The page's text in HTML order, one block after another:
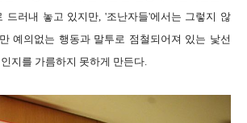
드러내 놓고 있지만, '조난자들'에서는 그렇지 않
예의없는 행동과 말투로 점철되어져 있는 낯선
지를 가름하지 못하게 만든다.